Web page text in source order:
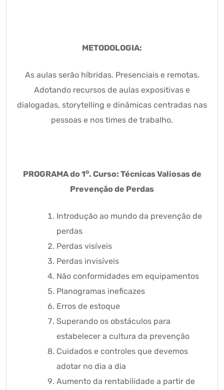
METODOLOGIA:
As aulas serão híbridas. Presenciais e remotas.
Adotando recursos de aulas expositivas e
dialogadas, storytelling e dinâmicas centradas nas
pessoas e nos times de trabalho.
PROGRAMA do 1o. Curso: Técnicas Valiosas de
Prevenção de Perdas
Introdução ao mundo da prevenção de
perdas
Perdas visíveis
Perdas invisíveis
Não conformidades em equipamentos
Planogramas ineficazes
Erros de estoque
Superando os obstáculos para
estabelecer a cultura da prevenção
Cuidados e controles que devemos
adotar no dia a dia
Aumento da rentabilidade a partir de